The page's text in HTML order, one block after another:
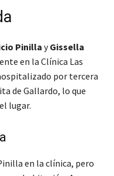
PinillayGissella
en la Clínica Las
por tercera
de Gallardo, lo que
lugar.
en la clínica, pero